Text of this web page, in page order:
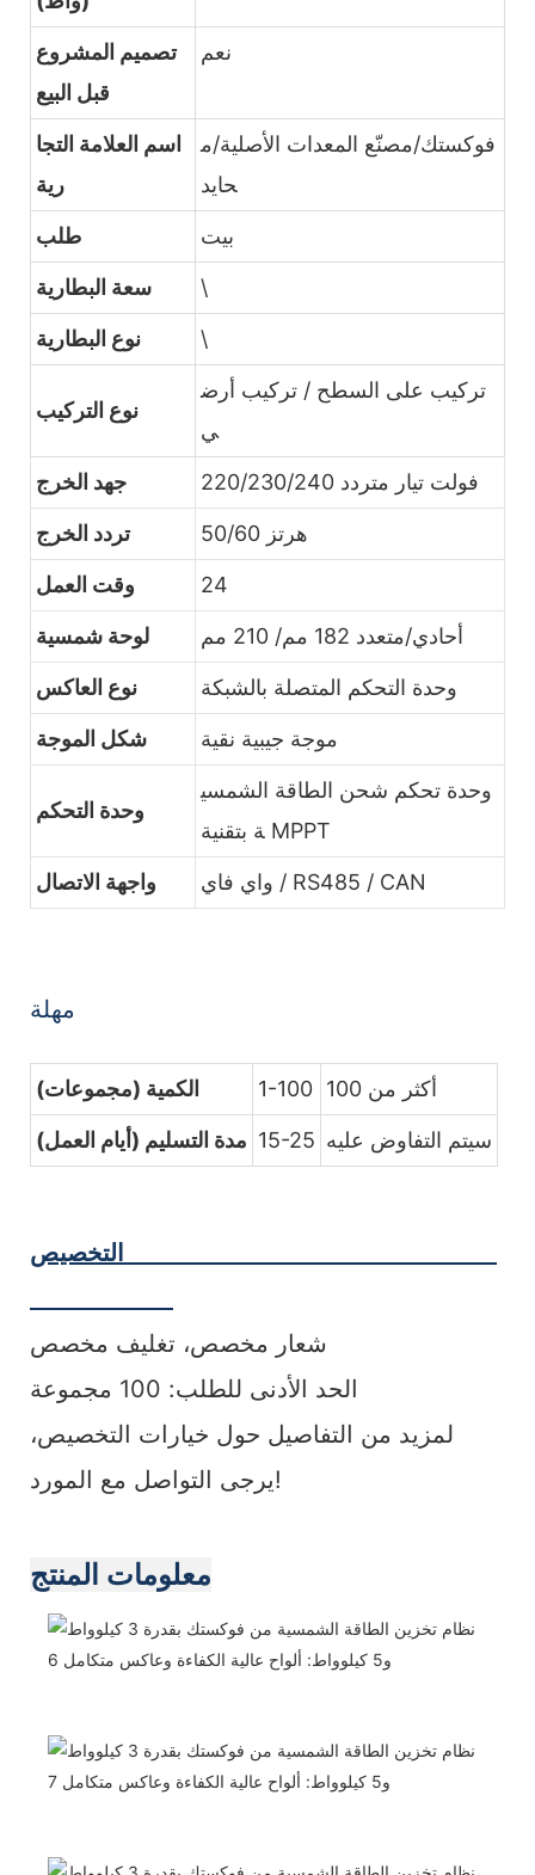
تصميم المشروع
قبل البيع
نعم
اسم العلامة التجا
رية
فوكستك/مصنّع المعدات الأصلية/م
حايد
طلب بيت
سعة البطارية \
نوع البطارية \
نوع التركيب
تركيب على السطح / تركيب أرض
ي
جهد الخرج 220/230/240 فولت تيار متردد
تردد الخرج 50/60 هرتز
وقت العمل 24
لوحة شمسية أحادي/متعدد 182 مم/ 210 مم
نوع العاكس وحدة التحكم المتصلة بالشبكة
شكل الموجة موجة جيبية نقية
وحدة التحكم
وحدة تحكم شحن الطاقة الشمسي
ة بتقنية MPPT
واجهة الاتصال واي فاي / RS485 / CAN
مهلة
الكمية (مجموعات) 1-100 أكثر من 100
مدة التسليم (أيام العمل) 15-25 سيتم التفاوض عليه
التخصيص
شعار مخصص، تغليف مخصص
الحد الأدنى للطلب: 100 مجموعة
لمزيد من التفاصيل حول خيارات التخصيص،
يرجى التواصل مع المورد!
معلومات المنتج